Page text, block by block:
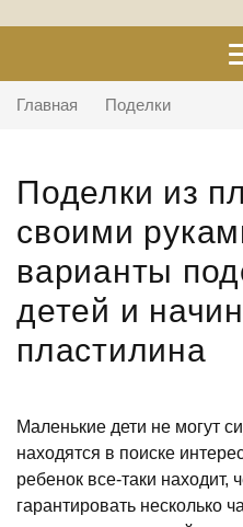
Главная Поделки
Поделки из
своими
варианты
детей и
пластилина
Маленькие дети не могут
находятся в поиске
ребенок все-таки находит,
гарантировать несколько